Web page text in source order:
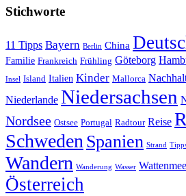
Stichworte
11 Tipps Bayern Berlin China
Familie Frankreich Frühling Göteborg
Insel Island Italien Kinder Mallorca
Niederlande Niedersachsen
Nordsee Ostsee Portugal Radtour Reise
Schweden Spanien Strand
Wandern Wanderung Wasser
Österreich